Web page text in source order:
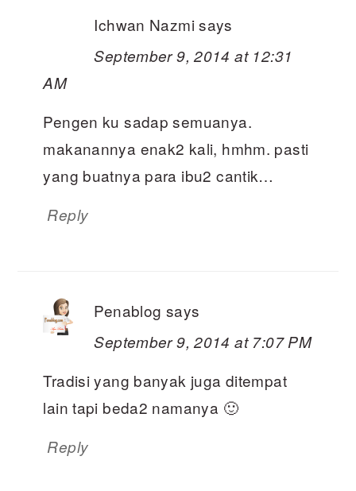
Ichwan Nazmi says
September 9, 2014 at 12:31
AM
Pengen ku sadap semuanya.
makanannya enak2 kali, hmhm. pasti
yang buatnya para ibu2 cantik…
Reply
Penablog says
September 9, 2014 at 7:07 PM
Tradisi yang banyak juga ditempat
lain tapi beda2 namanya 🙂
Reply